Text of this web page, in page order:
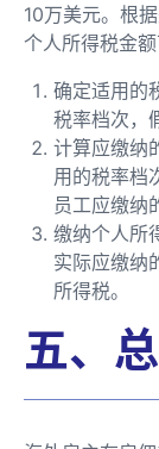
10万美元。根
个人所得税金
确定适用的
税率档次，
计算应缴纳
用的税率档
员工应缴纳
缴纳个人所
实际应缴纳
所得税。
五、